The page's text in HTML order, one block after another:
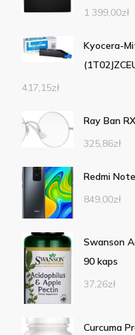
1 399,00zł
Kyocera-
417,15zł
Ray Ban
325,86zł
Redmi
849,00zł
Swanson
90 kaps
37,26zł
Curcuma